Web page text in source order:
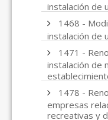
instalación de
1468 -
instalación de
1471 -
instalación de
1478 -
empresas
recreativas y